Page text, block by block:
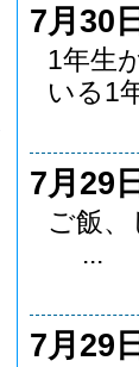
7月30
1年生
いる1
7月29
ご飯
...
7月29